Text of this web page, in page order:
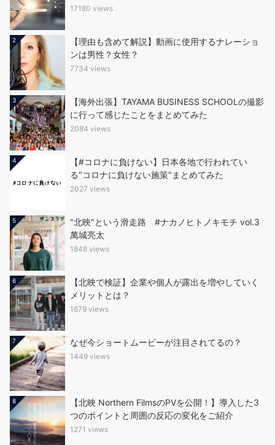
17180 views
2
【理由も含めて解説】動画に使用するナレーショ
ンは男性？女性？
7734 views
3
【海外出張】TAYAMA BUSINESS SCHOOLの撮影
に行って感じたことをまとめてみた
2084 views
4
【#コロナに負けない】日本各地で行われてい
る"コロナに負けない施策"まとめてみた
2027 views
5
"北映"という滑走路 #ナカノヒトノキモチ vol.3
萬城亮太
1848 views
6
【北映で検証】企業や個人が露出を増やしていく
メリットとは？
1679 views
7 なぜ今ショートムービーが注目されてるの？
1449 views
8
【北映 Northern FilmsのPVを公開！】導入した3
つのポイントと周囲の反応の変化をご紹介
1271 views